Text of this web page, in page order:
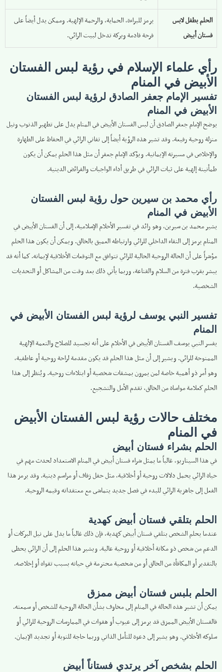
الحلم بطفل لابس
فستان أبيض
يرمز للبراءة، الحماية، والرحمة الإلهية. وممكن يدل أيضاً على
فرحة قادمة وبركة تدخل لبيت الرائي.
رأي علماء الإسلام في رؤية لبس الفستان
الأبيض في المنام
تفسير الإمام جعفر الصادق لرؤية لبس الفستان
الأبيض في المنام
يوضح الإمام جعفر الصادق أن لبس الفستان الأبيض في المنام يدل على تطهير الذنوب ونيل
منزلة روحية رفيعة. وقد تشير هذه الرؤية أيضاً إلى تفاني الرائي في الحفاظ على الطهارة
والإخلاص في مسيرته الإيمانية. ويؤكد الإمام جعفر أن مثل هذا الحلم يمكن أن يكون
طمأنينة إلهية على ثبات الرائي في طريق أداء الواجبات والفرائض الدينية.
رأي محمد بن سيرين حول رؤية لبس الفستان
الأبيض في المنام
يشير محمد بن سيرين، وهو رائد في تفسير الأحلام الإسلامية، إلى أن الفستان الأبيض في
المنام يرمز إلى النقاء الداخلي للرائي وارتباطه العميق بالخالق. ويمكن أن يكون هذا الحلم
مؤشراً على أن الحالة الروحية الحالية للرائي تتوافق مع التوقعات الأخلاقية لإيمانه. كما أنه قد
يبشر بقرب فترة من السلام والقناعة، وربما يأتي ذلك بعد وقت من المشاكل أو التحديات
الشخصية.
تفسير النبي يوسف لرؤية لبس الفستان الأبيض في
المنام
يفسر النبي يوسف الفستان الأبيض في الأحلام على أنه تجسيد للصلاح والنعمة الإلهية
الممنوحة للرائي. ويشير إلى أن مثل هذا الحلم قد يكون مقدمة لراحة روحية أو عاطفية،
وهو أمر ذو أهمية خاصة لمن يمرون بمشقات شخصية أو ابتلاءات روحية. ويُنظر إلى هذا
الحلم كعلامة مواساة من الخالق، تقدم الأمل والتشجيع.
مختلف حالات رؤية لبس الفستان الأبيض
في المنام
الحلم بشراء فستان أبيض
في هذا السيناريو، غالباً ما يمثل شراء فستان أبيض في المنام الاستعداد لحدث مهم في
حياة الرائي يحمل دلالات روحية أو أخلاقية، مثل حفل زفاف أو مراسم دينية. وقد يرمز هذا
الفعل إلى جاهزية الرائي للبدء في فصل جديد يتماشى مع معتقداته وقيمه الروحية.
الحلم بتلقي فستان أبيض كهدية
عندما يحلم الشخص بتلقي فستان أبيض كهدية، فإن ذلك غالباً ما يدل على نيل البركات أو
الدعم من شخص ذو مكانة أخلاقية أو روحية عالية. ويشير هذا الحلم إلى أن الرائي يحظى
بالتقدير أو المكافأة من الخالق أو من شخصية محترمة في حياته بسبب تقواه أو إخلاصه.
الحلم بلبس فستان أبيض ممزق
يمكن أن تشير هذه الحالة في المنام إلى مخاوف بشأن الحالة الروحية للشخص أو سمعته.
فالفستان الأبيض الممزق قد يرمز إلى عيوب أو هفوات في الممارسات الروحية للرائي أو
سلوكه الأخلاقي. وهو يشير إلى دعوة للتأمل الذاتي وربما حاجة للتوبة أو تجديد الإيمان.
الحلم بشخص آخر يرتدي فستاناً أبيض